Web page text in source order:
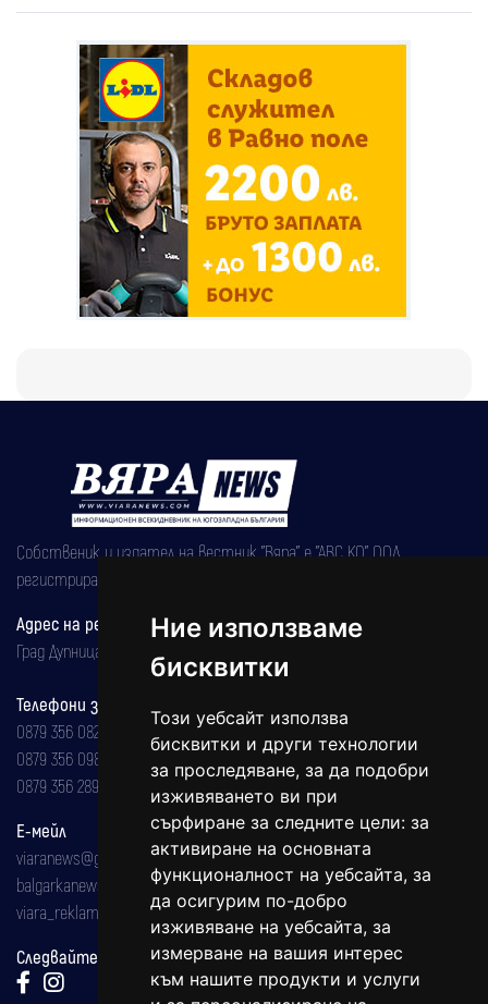
Ние използваме
бисквитки
Този уебсайт използва
бисквитки и други технологии
за проследяване, за да подобри
изживяването ви при
сърфиране за следните цели: за
активиране на основната
функционалност на уебсайта, за
да осигурим по-добро
изживяване на уебсайта, за
измерване на вашия интерес
към нашите продукти и услуги
Собственик и издател на вестник "Вяра" е "АВС КО" ООД,
регистрирана на 08.05.2002 година.
Адрес на редакцията
Град Дупница, ул.''Христо Ботев" 43
Телефони за реклама и абонаменти
0879 356 082
0879 356 098
0879 356 289
Е-мейл
viaranews@gmail.com
balgarkanews@gmail.com
viara_reklama@mail.bg
Следвайте ни: